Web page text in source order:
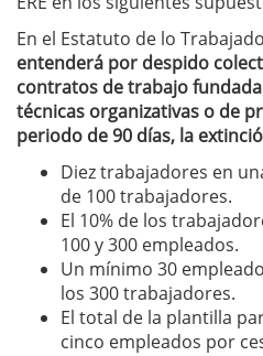
En el Estatuto de lo
entenderá por despido
contratos de trabajo
técnicas organizativas o de
periodo de 90 días, la
Diez trabajadores en
de 100 trabajadores.
El 10% de los
100 y 300 empleados.
Un mínimo 30
los 300 trabajadores.
El total de la plantilla
cinco empleados por